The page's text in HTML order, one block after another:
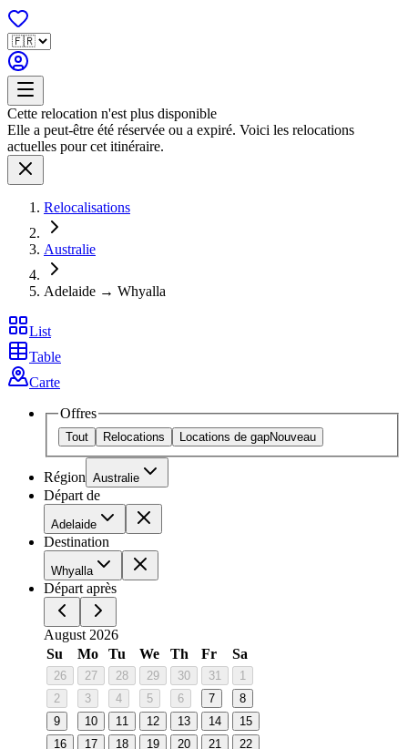
Cette relocation n'est plus disponible
Elle a peut-être été réservée ou a expiré. Voici les relocations
actuelles pour cet itinéraire.
Relocalisations
Australie
Adelaide → Whyalla
List
Table
Carte
Offres
Tout Relocations Locations de gapNouveau
Région Australie
Départ de
Adelaide
Destination
Whyalla
Départ après
August 2026
Su
Mo Tu We Th Fr Sa
26 27 28 29 30 31
1
2
3 4 5 6 7
8
9
10 11 12 13 14
15
16
17 18 19 20 21
22